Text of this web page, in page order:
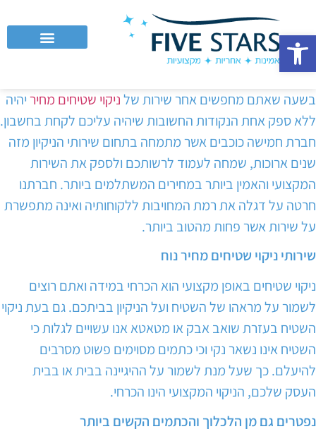
בשעה שאתם מחפשים אחר שירות שלניקוי שטיחים מחיריהיה
ללא ספק אחת הנקודות החשובות שיהיה עליכם לקחת בחשבון.
חברת חמישה כוכבים אשר מתמחה בתחום שירותי הניקיון מזה
שנים ארוכות, שמחה לעמוד לרשותכם ולספק את השירות
המקצועי והאמין ביותר במחירים המשתלמים ביותר. חברתנו
חרטה על דגלה את רמת המחויבות ללקוחותיה ואינה מתפשרת
על שירות אשר פחות מהטוב ביותר.
שירותי ניקוי שטיחים מחיר נוח
ניקוי שטיחים באופן מקצועי הוא הכרחי במידה ואתם רוצים
לשמור על מראהו של השטיח ועל הניקיון בביתכם. גם בעת ניקוי
השטיח בעזרת שואב אבק או מטאטא אנו עשויים לגלות כי
השטיח אינו נשאר נקי וכי כתמים מסוימים פשוט מסרבים
להיעלם. כך שעל מנת לשמור על ההיגיינה בבית או בבית
העסק שלכם, הניקוי המקצועי הינו הכרחי.
נפטרים גם מן הלכלוך והכתמים הקשים ביותר
פתח סרגל נגישות